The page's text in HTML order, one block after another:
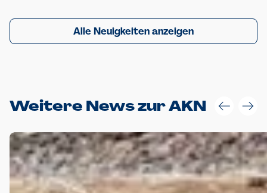
Alle Neuigkeiten anzeigen
Weitere News zur AKN